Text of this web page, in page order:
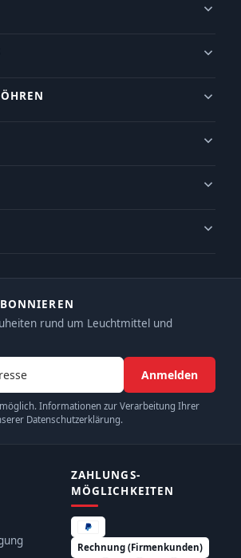
rund um Leuchtmittel und
Anmelden
Informationen zur Verarbeitung Ihrer
Datenschutzerklärung.
ZAHLUNGS­
MÖGLICHKEITEN
Rechnung (Firmenkunden)